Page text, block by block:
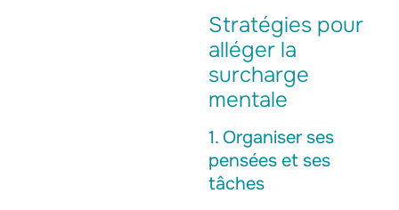
Stratégies pour
alléger la
surcharge
mentale
1. Organiser ses
pensées et ses
tâches